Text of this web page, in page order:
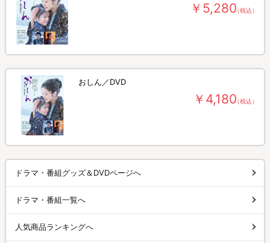
￥5,280（税込）
おしん／DVD
￥4,180（税込）
ドラマ・番組グッズ＆DVDページへ
ドラマ・番組一覧へ
人気商品ランキングへ